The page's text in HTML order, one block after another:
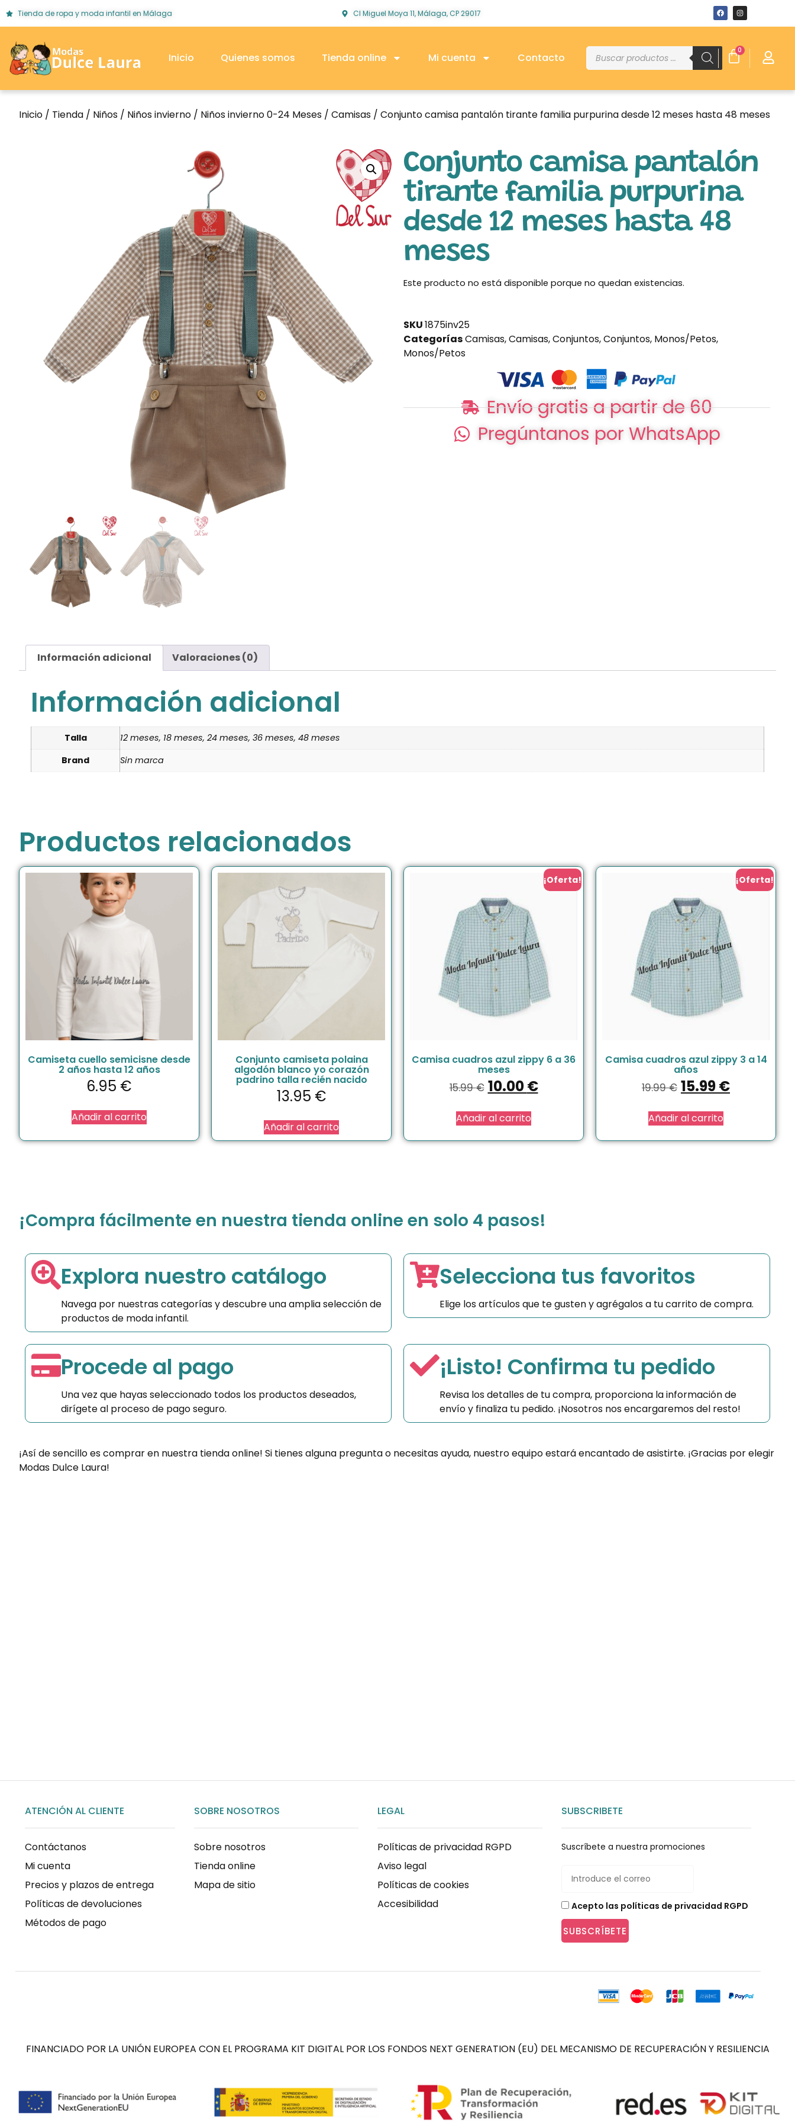
Tienda de ropa y moda infantil en Málaga Cl Miguel Moya 11, Málaga, CP 29017
Inicio Quienes somos Tienda online Mi cuenta Contacto
0
Inicio / Tienda / Niños / Niños invierno / Niños invierno 0-24 Meses / Camisas / Conjunto camisa pantalón tirante familia purpurina desde 12 meses hasta 48 meses
Conjunto camisa pantalón
tirante familia purpurina
desde 12 meses hasta 48
meses
Este producto no está disponible porque no quedan existencias.
SKU1875inv25
CategoríasCamisas,Camisas,Conjuntos,Conjuntos, Monos/Petos,
Monos/Petos
Envío gratis a partir de 60
Pregúntanos por WhatsApp
Información adicional Valoraciones (0)
Información adicional
Talla
12 meses, 18 meses, 24 meses, 36 meses, 48 meses
Brand
Sin marca
Productos relacionados
Camiseta cuello semicisne desde
2 años hasta 12 años
6.95 €
Añadir al carrito
Conjunto camiseta polaina
algodón blanco yo corazón
padrino talla recién nacido
13.95 €
Añadir al carrito
¡Oferta!
Camisa cuadros azul zippy 6 a 36
meses
15.99€ 10.00€
Añadir al carrito
¡Oferta!
Camisa cuadros azul zippy 3 a 14
años
19.99€ 15.99€
Añadir al carrito
¡Compra fácilmente en nuestra tienda online en solo 4 pasos!
Explora nuestro catálogo
Navega por nuestras categorías y descubre una amplia selección de
productos de moda infantil.
Selecciona tus favoritos
Elige los artículos que te gusten y agrégalos a tu carrito de compra.
Procede al pago
Una vez que hayas seleccionado todos los productos deseados,
dirígete al proceso de pago seguro.
¡Listo! Confirma tu pedido
Revisa los detalles de tu compra, proporciona la información de
envío y finaliza tu pedido. ¡Nosotros nos encargaremos del resto!
¡Así de sencillo es comprar en nuestra tienda online! Si tienes alguna pregunta o necesitas ayuda, nuestro equipo estará encantado de asistirte. ¡Gracias por elegir
Modas Dulce Laura!
ATENCIÓN AL CLIENTE
Contáctanos
Mi cuenta
Precios y plazos de entrega
Políticas de devoluciones
Métodos de pago
SOBRE NOSOTROS
Sobre nosotros
Tienda online
Mapa de sitio
LEGAL
Políticas de privacidad RGPD
Aviso legal
Políticas de cookies
Accesibilidad
SUBSCRIBETE
Suscríbete a nuestra promociones
Acepto las políticas de privacidad RGPD
SUBSCRÍBETE
FINANCIADO POR LA UNIÓN EUROPEA CON EL PROGRAMA KIT DIGITAL POR LOS FONDOS NEXT GENERATION (EU) DEL MECANISMO DE RECUPERACIÓN Y RESILIENCIA